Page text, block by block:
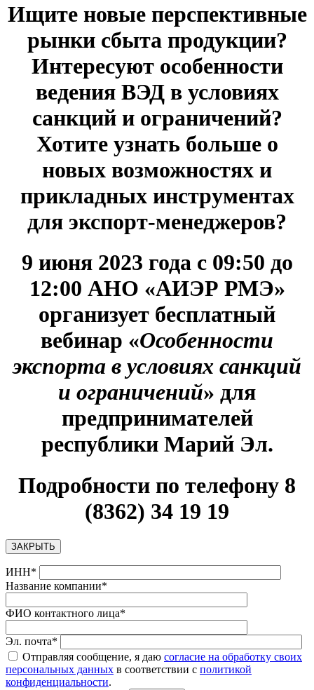
Ищите новые перспективные
рынки сбыта продукции?
Интересуют особенности
ведения ВЭД в условиях
санкций и ограничений?
Хотите узнать больше о
новых возможностях и
прикладных инструментах
для экспорт-менеджеров?
9 июня 2023 года с 09:50 до
12:00 АНО «АИЭР РМЭ»
организует бесплатный
вебинар «Особенности
экспорта в условиях санкций
и ограничений» для
предпринимателей
республики Марий Эл.
Подробности по телефону 8
(8362) 34 19 19
ЗАКРЫТЬ
ИНН*
Название компании*
ФИО контактного лица*
Эл. почта*
Отправляя сообщение, я даю согласие на обработку своих
персональных данных в соответствии с политикой
конфиденциальности.